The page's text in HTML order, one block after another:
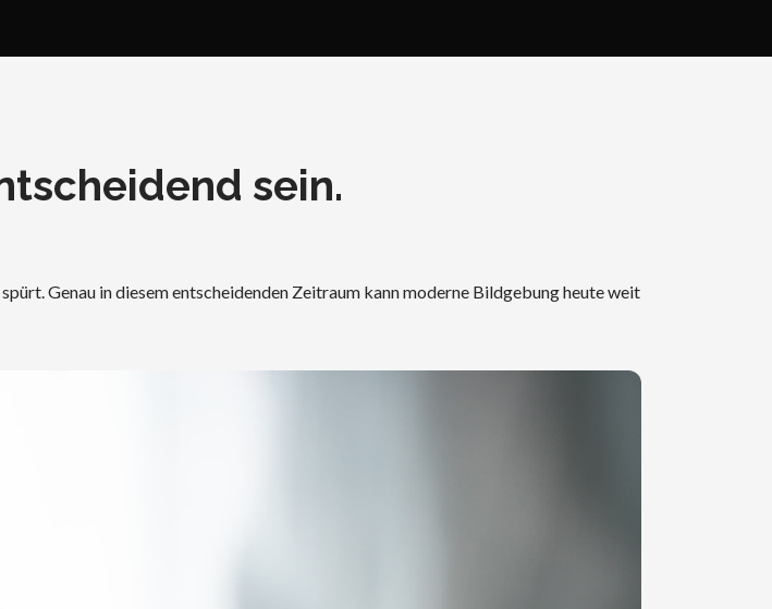
sein.
Genau in diesem entscheidenden Zeitraum kann moderne Bildgebung heute weit